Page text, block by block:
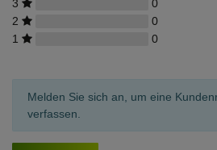
3
0
2
0
1
0
Melden Sie sich an, um eine
verfassen.